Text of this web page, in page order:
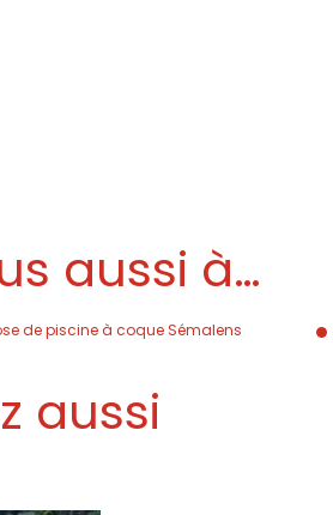
aussi à…
de piscine à coque Sémalens
aussi